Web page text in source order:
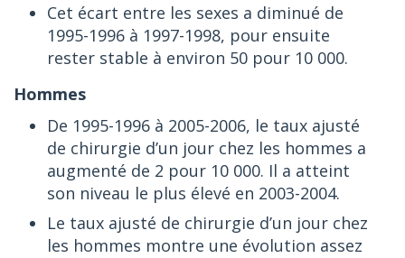
Cet écart entre les sexes a diminué de
1995-1996 à 1997-1998, pour ensuite
rester stable à environ 50 pour 10 000.
Hommes
De 1995-1996 à 2005-2006, le taux ajusté
de chirurgie d’un jour chez les hommes a
augmenté de 2 pour 10 000. Il a atteint
son niveau le plus élevé en 2003-2004.
Le taux ajusté de chirurgie d’un jour chez
les hommes montre une évolution assez